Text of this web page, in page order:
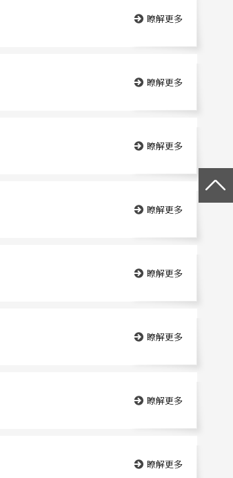
瞭解更多
瞭解更多
瞭解更多
瞭解更多
瞭解更多
瞭解更多
瞭解更多
瞭解更多